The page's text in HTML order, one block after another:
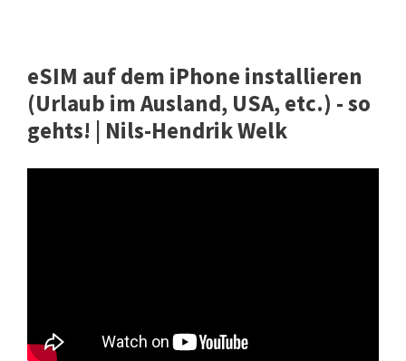
eSIM auf dem iPhone installieren
(Urlaub im Ausland, USA, etc.) - so
gehts! | Nils-Hendrik Welk